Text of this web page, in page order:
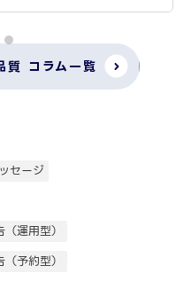
質 コラム一覧
セージ
運用型）
予約型）